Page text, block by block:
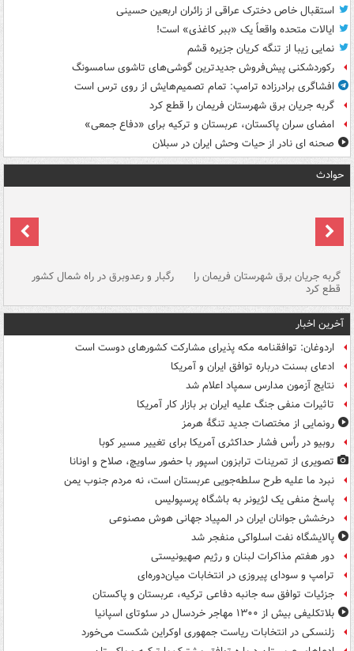
استقبال خاص دخترک عراقی از زائران اربعین حسینی
ایالات متحده واقعاً یک «ببر کاغذی» است!
نمایی زیبا از تنگه کریان جزیره قشم
رکوردشکنی پیش‌فروش جدیدترین گوشی‌های تاشوی سامسونگ
افشاگری برادرزاده ترامپ: تمام تصمیم‌هایش از روی ترس است
گربه جریان برق شهرستان فریمان را قطع کرد
امضای سران پاکستان، عربستان و ترکیه برای «دفاع جمعی»
صحنه ای نادر از حیات وحش ایران در سبلان
حوادث
گربه جریان برق شهرستان فریمان را
قطع کرد
رگبار و رعدوبرق در راه شمال کشور
آخرین اخبار
اردوغان: توافقنامه مکه پذیرای مشارکت کشورهای دوست است
ادعای بسنت درباره توافق ایران و آمریکا
نتایج آزمون مدارس سمپاد اعلام شد
تاثیرات منفی جنگ علیه ایران بر بازار کار آمریکا
رونمایی از مختصات جدید تنگۀ هرمز
روبیو در رأس فشار حداکثری آمریکا برای تغییر مسیر کوبا
تصویری از تمرینات ترابزون اسپور با حضور ساویچ، صلاح و اونانا
نبرد ما علیه طرح سلطه‌جویی عربستان است، نه مردم جنوب یمن
پاسخ منفی یک لژیونر به باشگاه پرسپولیس
درخشش جوانان ایران در المپیاد جهانی هوش مصنوعی
پالایشگاه نفت اسلواکی منفجر شد
دور هفتم مذاکرات لبنان و رژیم صهیونیستی
ترامپ و سودای پیروزی در انتخابات میان‌دوره‌ای
جزئیات توافق سه جانبه دفاعی ترکیه، عربستان و پاکستان
بلاتکلیفی بیش از ۱۳۰۰ مهاجر خردسال در سئوتای اسپانیا
زلنسکی در انتخابات ریاست جمهوری اوکراین شکست می‌خورد